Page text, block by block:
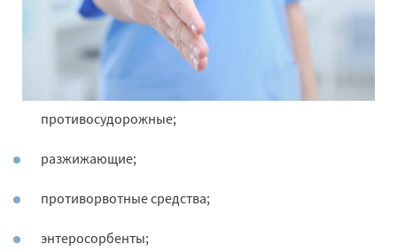
противосудорожные;
разжижающие;
противорвотные средства;
энтеросорбенты;